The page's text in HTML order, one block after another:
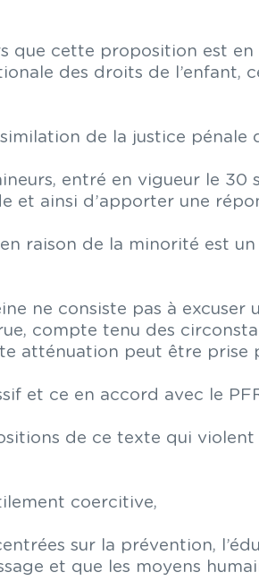
que cette proposition est
des droits de l’enfant,
de la justice pénale
entré en vigueur le
et ainsi d’apporter une
raison de la minorité est
ne consiste pas à excuser
compte tenu des
atténuation peut être prise
et ce en accord avec le
de ce texte qui
coercitive,
sur la prévention,
et que les moyens